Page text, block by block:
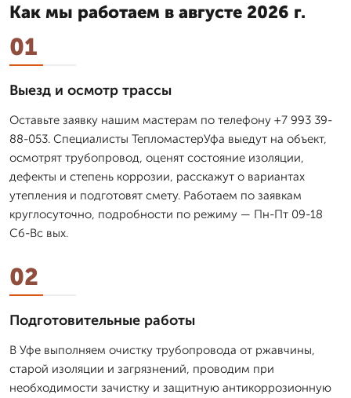
Как мы работаем в августе 2026 г.
01
Выезд и осмотр трассы
Оставьте заявку нашим мастерам по телефону +7 993 39-
88-053. Специалисты ТепломастерУфа выедут на объект,
осмотрят трубопровод, оценят состояние изоляции,
дефекты и степень коррозии, расскажут о вариантах
утепления и подготовят смету. Работаем по заявкам
круглосуточно, подробности по режиму — Пн-Пт 09-18
Сб-Вс вых.
02
Подготовительные работы
В Уфе выполняем очистку трубопровода от ржавчины,
старой изоляции и загрязнений, проводим при
необходимости зачистку и защитную антикоррозионную